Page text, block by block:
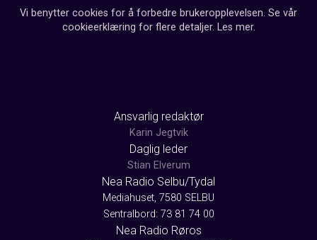
Vi benytter cookies for å forbedre brukeropplevelsen. Se vår
cookieerklæring for flere detaljer. Les mer.
Ansvarlig redaktør
Karin Jegtvik
Daglig leder
Stian Elverum
Nea Radio Selbu/Tydal
Mediahuset, 7580 SELBU
Sentralbord: 73 81 74 00
Nea Radio Røros